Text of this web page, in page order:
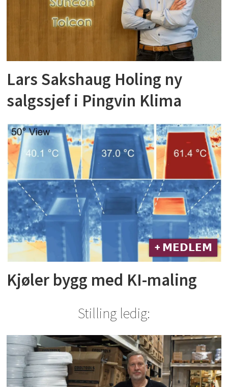
Lars Sakshaug Holing ny
salgssjef i Pingvin Klima
+ 𝗠𝗘𝗗𝗟𝗘𝗠
Kjøler bygg med KI-maling
Stilling ledig: